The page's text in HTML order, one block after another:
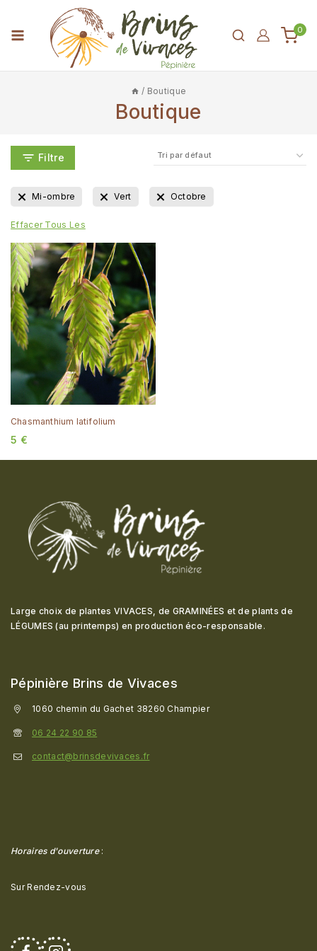
0
/ Boutique
Boutique
Filtre
Mi-ombre Vert Octobre
Effacer Tous Les
Chasmanthium latifolium
5 €
Large choix de plantes VIVACES, de GRAMINÉES et de plants de
LÉGUMES (au printemps) en production éco-responsable .
Pépinière Brins de Vivaces
1060 chemin du Gachet 38260 Champier
06 24 22 90 85
contact@brinsdevivaces.fr
Horaires d'ouverture:
Sur Rendez-vous